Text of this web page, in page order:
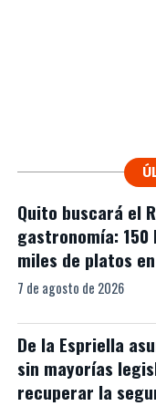
Quito buscará el
gastronomía:
miles de platos
7 de agosto de 2026
De la Espriella
sin mayorías
recuperar la